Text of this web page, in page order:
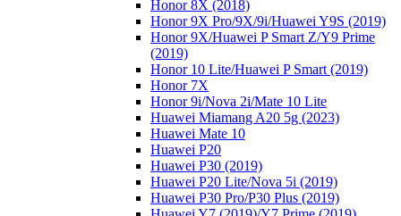
Honor 8X (2018)
Honor 9X Pro/9X/9i/Huawei Y9S (2019)
Honor 9X/Huawei P Smart Z/Y9 Prime
(2019)
Honor 10 Lite/Huawei P Smart (2019)
Honor 7X
Honor 9i/Nova 2i/Mate 10 Lite
Huawei Miamang A20 5g (2023)
Huawei Mate 10
Huawei P20
Huawei P30 (2019)
Huawei P20 Lite/Nova 5i (2019)
Huawei P30 Pro/P30 Plus (2019)